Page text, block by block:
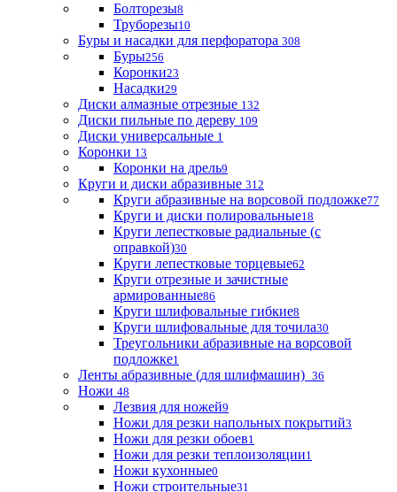
Болторезы8
Труборезы10
Буры и насадки для перфоратора 308
Буры256
Коронки23
Насадки29
Диски алмазные отрезные 132
Диски пильные по дереву 109
Диски универсальные 1
Коронки 13
Коронки на дрель9
Круги и диски абразивные 312
Круги абразивные на ворсовой подложке77
Круги и диски полировальные18
Круги лепестковые радиальные (с
оправкой)30
Круги лепестковые торцевые62
Круги отрезные и зачистные
армированные86
Круги шлифовальные гибкие8
Круги шлифовальные для точила30
Треугольники абразивные на ворсовой
подложке1
Ленты абразивные (для шлифмашин) 36
Ножи 48
Лезвия для ножей9
Ножи для резки напольных покрытий3
Ножи для резки обоев1
Ножи для резки теплоизоляции1
Ножи кухонные0
Ножи строительные31